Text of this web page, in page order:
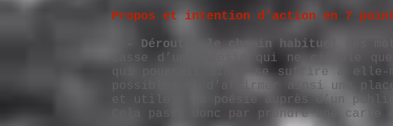
Propos et intention d’action en 7
1 - Dérouter le chemin habituel des
Lasse d’une poésie qui ne circule
qui pourrait ainsi se suffire à elle-
possibles et d’affirmer ainsi une
et utile à la poésie auprès d’un
Cela passe donc par prendre une